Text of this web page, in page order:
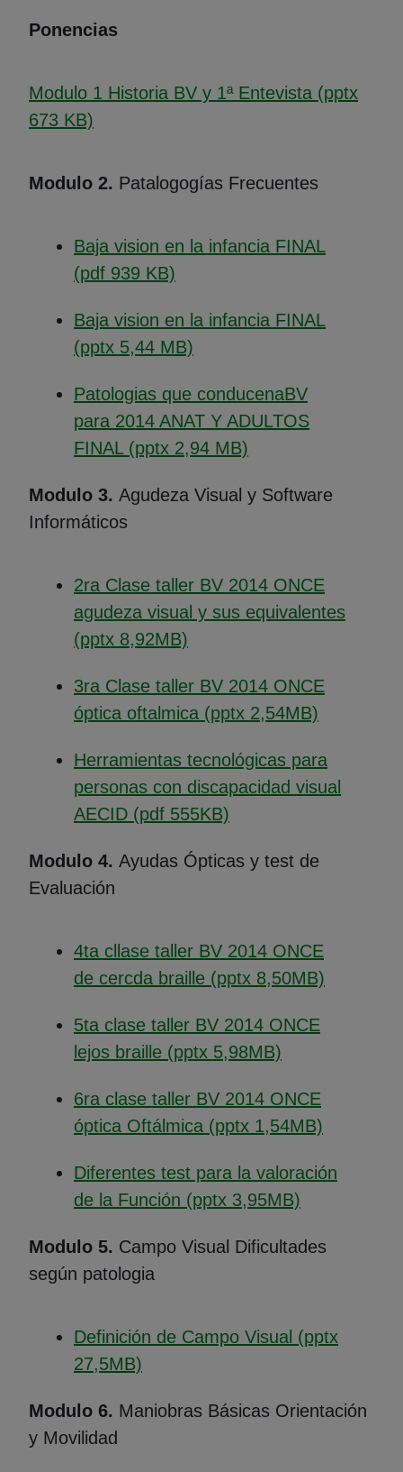
Ponencias
Modulo 1 Historia BV y 1ª Entevista (pptx
673 KB)
Modulo 2. Patalogogías Frecuentes
Baja vision en la infancia FINAL
(pdf 939 KB)
Baja vision en la infancia FINAL
(pptx 5,44 MB)
Patologias que conducenaBV
para 2014 ANAT Y ADULTOS
FINAL (pptx 2,94 MB)
Modulo 3. Agudeza Visual y Software
Informáticos
2ra Clase taller BV 2014 ONCE
agudeza visual y sus equivalentes
(pptx 8,92MB)
3ra Clase taller BV 2014 ONCE
óptica oftalmica (pptx 2,54MB)
Herramientas tecnológicas para
personas con discapacidad visual
AECID (pdf 555KB)
Modulo 4. Ayudas Ópticas y test de
Evaluación
4ta cllase taller BV 2014 ONCE
de cercda braille (pptx 8,50MB)
5ta clase taller BV 2014 ONCE
lejos braille (pptx 5,98MB)
6ra clase taller BV 2014 ONCE
óptica Oftálmica (pptx 1,54MB)
Diferentes test para la valoración
de la Función (pptx 3,95MB)
Modulo 5. Campo Visual Dificultades
según patologia
Definición de Campo Visual (pptx
27,5MB)
Modulo 6. Maniobras Básicas Orientación
y Movilidad